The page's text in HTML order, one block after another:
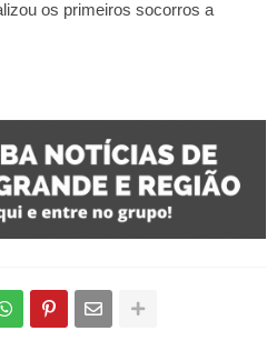
os primeiros socorros a